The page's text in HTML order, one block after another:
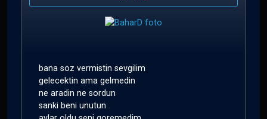
bana soz vermistin sevgilim
gelecektin ama gelmedin
ne aradin ne sordun
sanki beni unutun